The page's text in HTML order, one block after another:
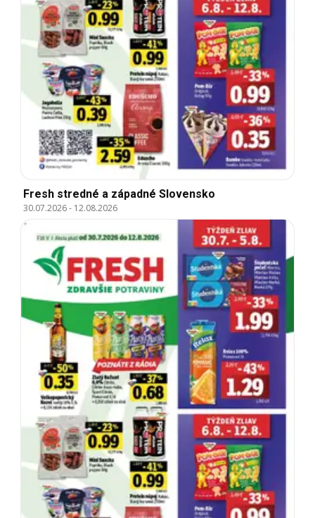
Fresh stredné a západné Slovensko
30.07.2026- 12.08.2026